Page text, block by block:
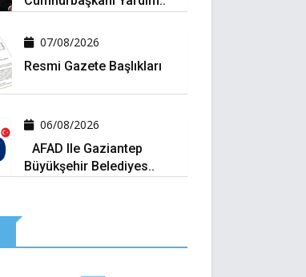
07/08/2026
Resmi Gazete Başlıkları
06/08/2026
AFAD Ile Gaziantep
Büyükşehir Belediyes..